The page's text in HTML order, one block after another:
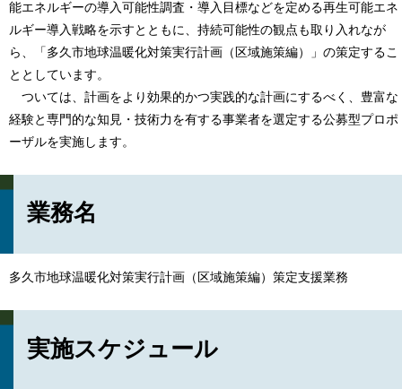
能エネルギーの導入可能性調査・導入目標などを定める再生可能エネ
ルギー導入戦略を示すとともに、持続可能性の観点も取り入れなが
ら、「多久市地球温暖化対策実行計画（区域施策編）」の策定するこ
ととしています。
ついては、計画をより効果的かつ実践的な計画にするべく、豊富な
経験と専門的な知見・技術力を有する事業者を選定する公募型プロポ
ーザルを実施します。
業務名
多久市地球温暖化対策実行計画（区域施策編）策定支援業務
実施スケジュール